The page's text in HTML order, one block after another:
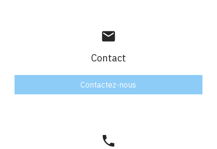
mail
Contact
Contactez-nous
phone